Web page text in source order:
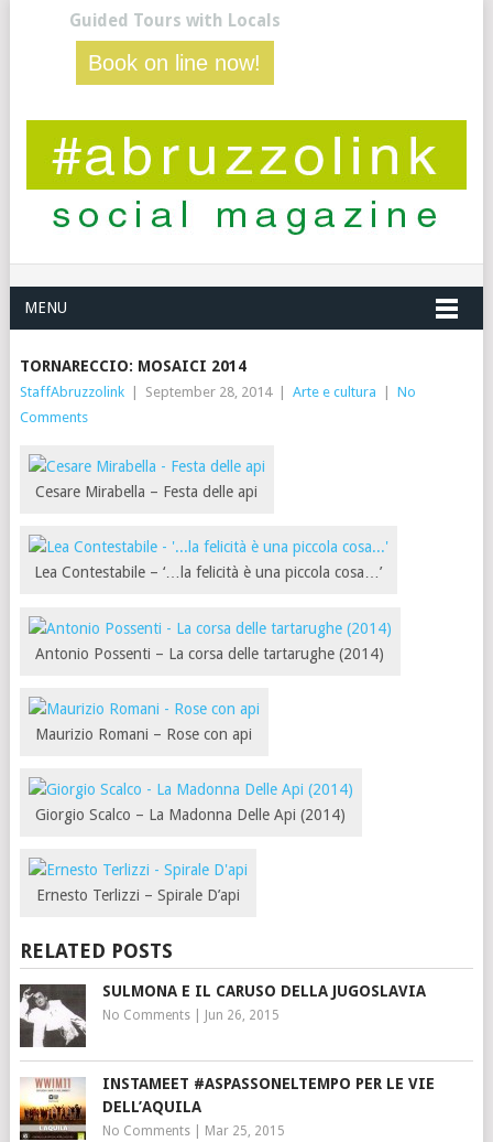
Guided Tours with Locals
Book on line now!
MENU
TORNARECCIO: MOSAICI 2014
StaffAbruzzolink September 28, 2014 Arte e cultura
No
Comments
Cesare Mirabella – Festa delle api
Lea Contestabile – ‘…la felicità è una piccola cosa…’
Antonio Possenti – La corsa delle tartarughe (2014)
Maurizio Romani – Rose con api
Giorgio Scalco – La Madonna Delle Api (2014)
Ernesto Terlizzi – Spirale D’api
RELATED POSTS
SULMONA E IL CARUSO DELLA JUGOSLAVIA
No Comments| Jun 26, 2015
INSTAMEET #ASPASSONELTEMPO PER LE VIE
DELL’AQUILA
No Comments| Mar 25, 2015